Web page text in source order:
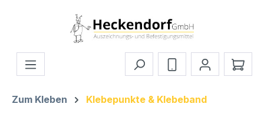
Zum Hauptinhalt springen
Zum Kleben Klebepunkte & Klebeband